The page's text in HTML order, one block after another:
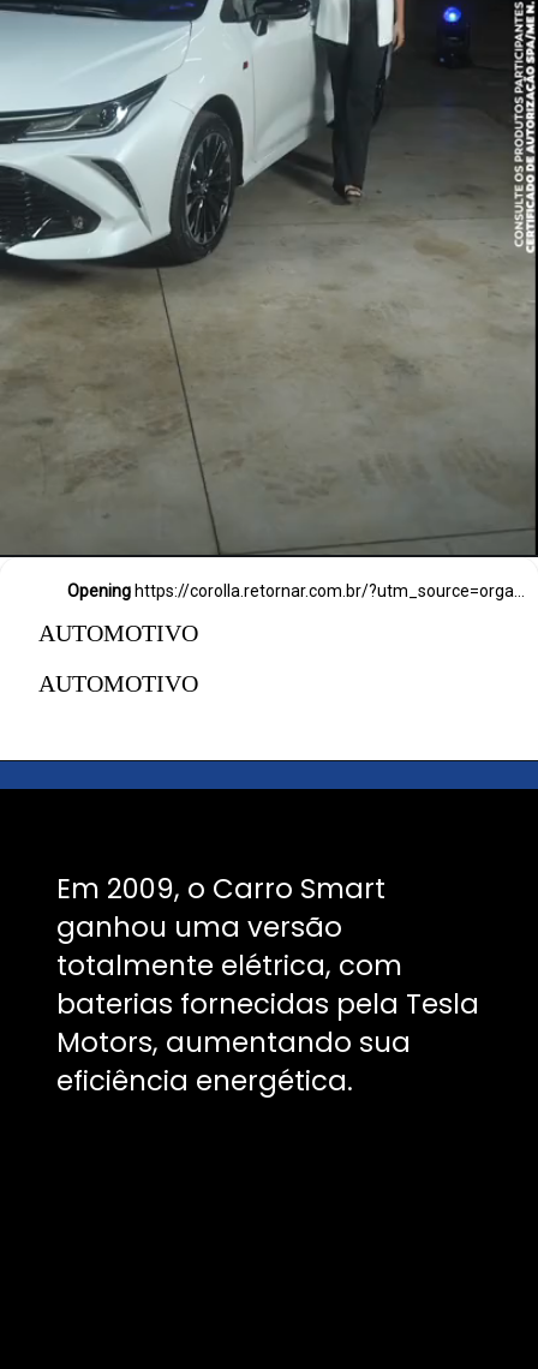
Opening
AUTOMOTIVO
AUTOMOTIVO
Em 2009, o Carro Smart
ganhou uma versão
totalmente elétrica, com
baterias fornecidas pela Tesla
Motors, aumentando sua
eficiência energética.